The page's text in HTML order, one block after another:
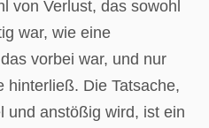
von Verlust, das sowohl
war, wie eine
vorbei war, und nur
hinterließ. Die Tatsache,
und anstößig wird, ist ein